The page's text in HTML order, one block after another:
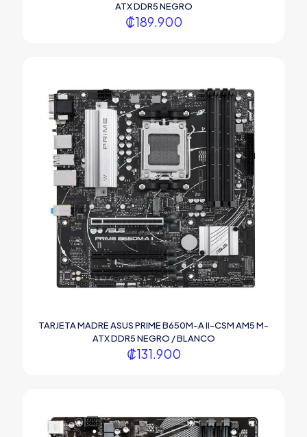
ATX DDR5 NEGRO
₡189.900
TARJETA MADRE ASUS PRIME B650M-A II-CSM AM5 M-
ATX DDR5 NEGRO / BLANCO
₡131.900